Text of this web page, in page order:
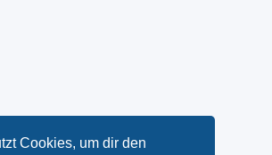
Cookies, um dir den